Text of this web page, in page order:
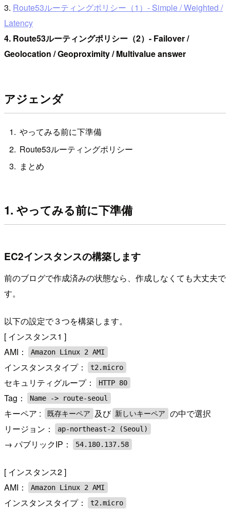
3. Route53ルーティングポリシー（1）- Simple / Weighted /
Latency
4. Route53ルーティングポリシー（2）- Failover /
Geolocation / Geoproximity / Multivalue answer
アジェンダ
やってみる前に下準備
Route53ルーティングポリシー
まとめ
1. やってみる前に下準備
EC2インスタンスの構築します
前のブログで作成済みの状態なら、作成しなくても大丈夫で
す。
以下の設定で３つを構築します。
[ インスタンス1 ]
AMI：
Amazon Linux 2 AMI
インスタンスタイプ： t2.micro
セキュリティグループ： HTTP 80
Tag： Name -> route-seoul
キーペア : 既存キーペア 及び 新しいキーペア
の中で選択
リージョン：
ap-northeast-2 (Seoul)
→ パブリックIP： 54.180.137.58
[ インスタンス2 ]
AMI：
Amazon Linux 2 AMI
インスタンスタイプ： t2.micro